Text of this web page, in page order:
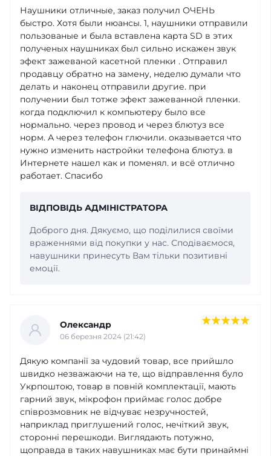
Наушники отличные, заказ получил ОЧЕНЬ
быстро. Хотя были нюансы. 1, наушники отправили
пользованые и была вставлена карта SD в этих
полученых наушниках был сильно искажен звук
эфект зажеваной касетной пленки . Отправил
продавцу обратно на замену, неделю думали что
делать и наконец отправили другие. при
получении был тотже эфект зажеванной пленки.
когда подключил к компьютеру было все
нормально. через провод и через блютуз все
норм. А через телефон глючили. оказывается что
нужно изменить настройки телефона блютуз. в
Интернете нашел как и поменял. и всё отлично
работает. Спасибо
ВІДПОВІДЬ АДМІНІСТРАТОРА
Доброго дня. Дякуємо, що поділилися своїми
враженнями від покупки у нас. Сподіваємося,
навушники принесуть Вам тільки позитивні
емоції.
Олександр
06 березня 2024 (21:42)
Дякую компанії за чудовий товар, все прийшло
швидко незважаючи на те, що відправлення було
Укрпоштою, товар в повній комплектації, мають
гарний звук, мікрофон приймає голос добре
співрозмовник не відчуває незручностей,
наприклад приглушений голос, нечіткий звук,
сторонні перешкоди. Виглядають потужно,
щоправда в таких навушниках має бути принаймні